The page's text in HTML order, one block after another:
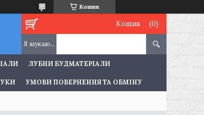
Кошик
Кошик
ЛУБНИ БУДМАТЕРІАЛИ
УМОВИ ПОВЕРНЕННЯ ТА ОБМІНУ